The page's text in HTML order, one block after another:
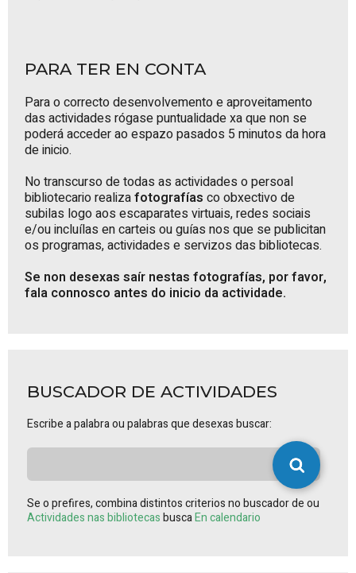
PARA TER EN CONTA
Para o correcto desenvolvemento e aproveitamento
das actividades rógase puntualidade xa que non se
poderá acceder ao espazo pasados 5 minutos da hora
de inicio.
No transcurso de todas as actividades o persoal
bibliotecario realizafotografías co obxectivo de
subilas logo aos escaparates virtuais, redes sociais
e/ou incluílas en carteis ou guías nos que se publicitan
os programas, actividades e servizos das bibliotecas.
Se non desexas saír nestas fotografías, por favor,
fala connosco antes do inicio da actividade.
BUSCADOR DE ACTIVIDADES
Escribe a palabra ou palabras que desexas buscar:
Se o prefires, combina distintos criterios no buscador de ou
Actividades nas bibliotecasbuscaEn calendario